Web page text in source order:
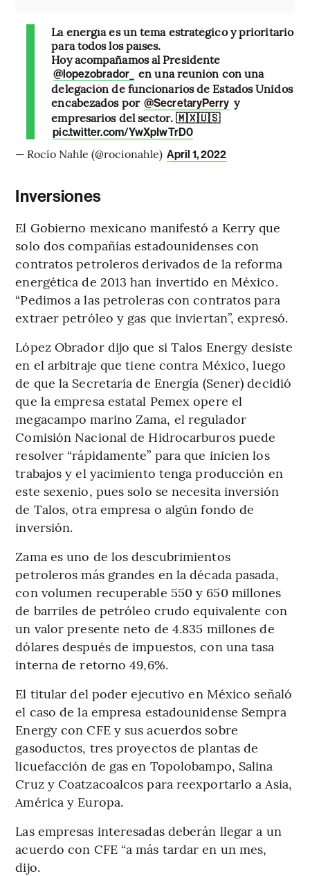
La energía es un tema estratégico y prioritario
para todos los países.
Hoy acompañamos al Presidente
@lopezobrador_
⁩ en una reunión con una
delegación de funcionarios de Estados Unidos
encabezados por ⁦ @SecretaryPerry ⁩ y
empresarios del sector. 🇲🇽🇺🇸
pic.twitter.com/YwXpIwTrD0
— Rocío Nahle (@rocionahle) April 1, 2022
Inversiones
El Gobierno mexicano manifestó a Kerry que
solo dos compañías estadounidenses con
contratos petroleros derivados de la reforma
energética de 2013 han invertido en México.
“Pedimos a las petroleras con contratos para
extraer petróleo y gas que inviertan”, expresó.
López Obrador dijo que si Talos Energy desiste
en el arbitraje que tiene contra México, luego
de que la Secretaría de Energía (Sener) decidió
que la empresa estatal Pemex opere el
megacampo marino Zama, el regulador
Comisión Nacional de Hidrocarburos puede
resolver “rápidamente” para que inicien los
trabajos y el yacimiento tenga producción en
este sexenio, pues solo se necesita inversión
de Talos, otra empresa o algún fondo de
inversión.
Zama es uno de los descubrimientos
petroleros más grandes en la década pasada,
con volumen recuperable 550 y 650 millones
de barriles de petróleo crudo equivalente con
un valor presente neto de 4.835 millones de
dólares después de impuestos, con una tasa
interna de retorno 49,6%.
El titular del poder ejecutivo en México señaló
el caso de la empresa estadounidense Sempra
Energy con CFE y sus acuerdos sobre
gasoductos, tres proyectos de plantas de
licuefacción de gas en Topolobampo, Salina
Cruz y Coatzacoalcos para reexportarlo a Asia,
América y Europa.
Las empresas interesadas deberán llegar a un
acuerdo con CFE “a más tardar en un mes,
dijo.